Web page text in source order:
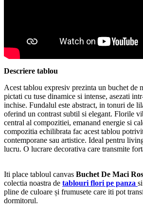
Descriere tablou
Acest tablou expresiv prezinta un buchet de
pictati cu tuse dinamice si intense, asezati
inchise. Fundalul este abstract, in tonuri de
oferind un contrast subtil si elegant. Florile
central al compozitiei, emanand energie si
compozitia echilibrata fac acest tablou
contemporane sau artistice. Ideal pentru
lucru. O lucrare decorativa care transmite
Iti place tabloul canvas Buchet De Maci
colectia noastra de tablouri flori pe panza
pline de culoare și frumusete care iti pot
dormitorul.